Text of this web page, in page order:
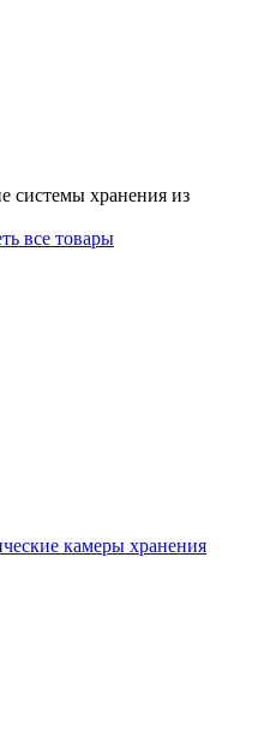
системы хранения из
все товары
камеры хранения